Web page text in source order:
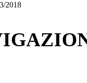
2018